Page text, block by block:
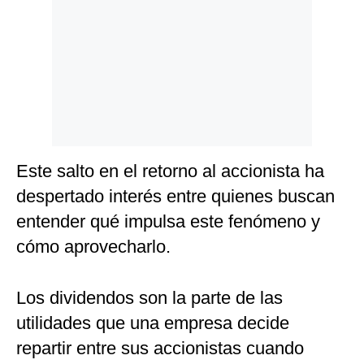
Este salto en el retorno al accionista ha
despertado interés entre quienes buscan
entender qué impulsa este fenómeno y
cómo aprovecharlo.
Los dividendos son la parte de las
utilidades que una empresa decide
repartir entre sus accionistas cuando